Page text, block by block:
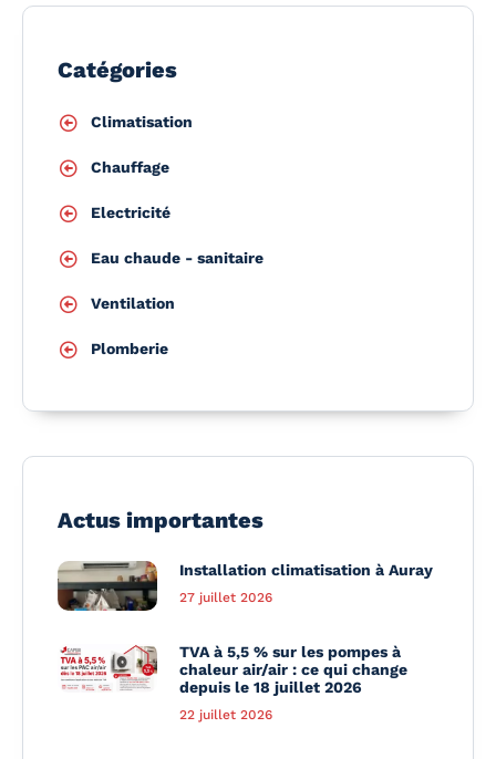
Catégories
Climatisation
Chauffage
Electricité
Eau chaude - sanitaire
Ventilation
Plomberie
Actus importantes
Installation climatisation à Auray
27 juillet 2026
TVA à 5,5 % sur les pompes à
chaleur air/air : ce qui change
depuis le 18 juillet 2026
22 juillet 2026